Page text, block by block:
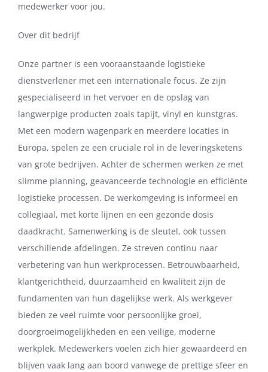
medewerker voor jou.
Over dit bedrijf
Onze partner is een vooraanstaande logistieke
dienstverlener met een internationale focus. Ze zijn
gespecialiseerd in het vervoer en de opslag van
langwerpige producten zoals tapijt, vinyl en kunstgras.
Met een modern wagenpark en meerdere locaties in
Europa, spelen ze een cruciale rol in de leveringsketens
van grote bedrijven. Achter de schermen werken ze met
slimme planning, geavanceerde technologie en efficiënte
logistieke processen. De werkomgeving is informeel en
collegiaal, met korte lijnen en een gezonde dosis
daadkracht. Samenwerking is de sleutel, ook tussen
verschillende afdelingen. Ze streven continu naar
verbetering van hun werkprocessen. Betrouwbaarheid,
klantgerichtheid, duurzaamheid en kwaliteit zijn de
fundamenten van hun dagelijkse werk. Als werkgever
bieden ze veel ruimte voor persoonlijke groei,
doorgroeimogelijkheden en een veilige, moderne
werkplek. Medewerkers voelen zich hier gewaardeerd en
blijven vaak lang aan boord vanwege de prettige sfeer en